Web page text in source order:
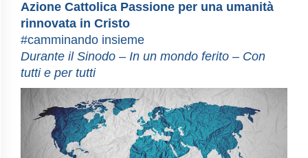
Azione Cattolica Passione per una umanità
rinnovata in Cristo
#camminando insieme
Durante il Sinodo – In un mondo ferito – Con
tutti e per tutti